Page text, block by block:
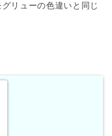
リューの色違いと同じ